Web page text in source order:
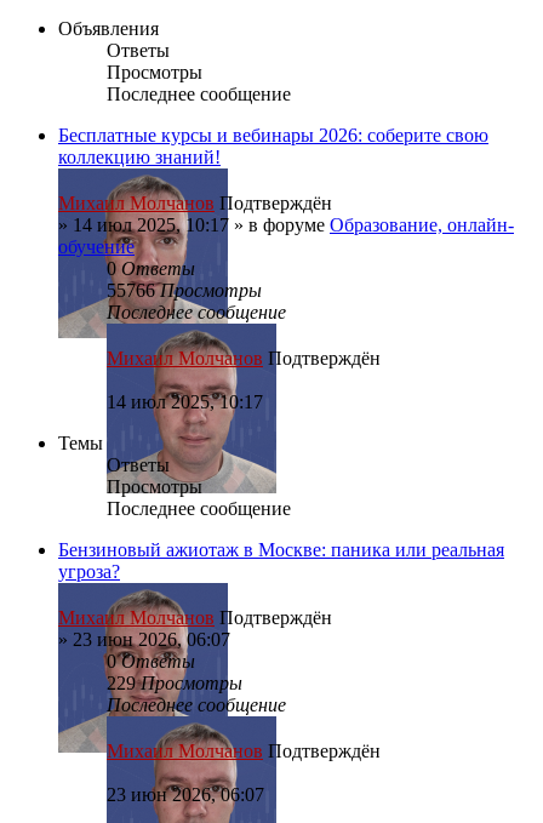
Объявления
Ответы
Просмотры
Последнее сообщение
Бесплатные курсы и вебинары 2026: соберите свою
коллекцию знаний!
Михаил Молчанов Подтверждён
» 14 июл 2025, 10:17 » в форуме Образование, онлайн-
обучение
0 Ответы
55766Просмотры
Последнее сообщение
Михаил Молчанов Подтверждён
14 июл 2025, 10:17
Темы
Ответы
Просмотры
Последнее сообщение
Бензиновый ажиотаж в Москве: паника или реальная
угроза?
Михаил Молчанов Подтверждён
» 23 июн 2026, 06:07
0Ответы
229Просмотры
Последнее сообщение
Михаил Молчанов Подтверждён
23 июн 2026, 06:07